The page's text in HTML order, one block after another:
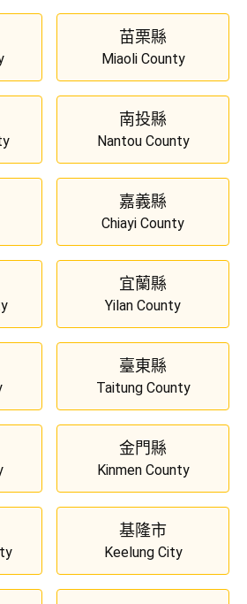
苗栗縣
Miaoli County
南投縣
Nantou County
嘉義縣
Chiayi County
宜蘭縣
Yilan County
臺東縣
Taitung County
金門縣
Kinmen County
基隆市
Keelung City